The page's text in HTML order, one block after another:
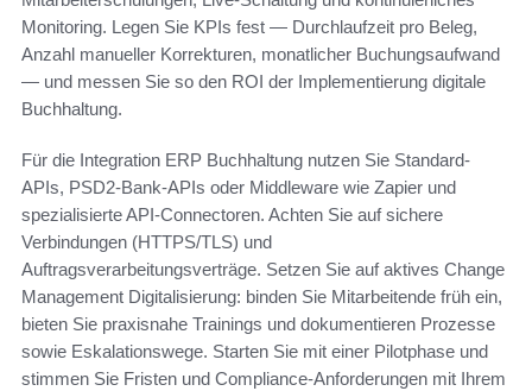
Monitoring. Legen Sie KPIs fest — Durchlaufzeit pro Beleg,
Anzahl manueller Korrekturen, monatlicher Buchungsaufwand
— und messen Sie so den ROI der Implementierung digitale
Buchhaltung.
Für die Integration ERP Buchhaltung nutzen Sie Standard-
APIs, PSD2-Bank-APIs oder Middleware wie Zapier und
spezialisierte API-Connectoren. Achten Sie auf sichere
Verbindungen (HTTPS/TLS) und
Auftragsverarbeitungsverträge. Setzen Sie auf aktives Change
Management Digitalisierung: binden Sie Mitarbeitende früh ein,
bieten Sie praxisnahe Trainings und dokumentieren Prozesse
sowie Eskalationswege. Starten Sie mit einer Pilotphase und
stimmen Sie Fristen und Compliance-Anforderungen mit Ihrem